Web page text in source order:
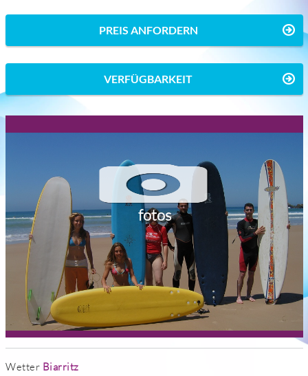
PREIS ANFORDERN
VERFÜGBARKEIT
fotos
Wetter Biarritz